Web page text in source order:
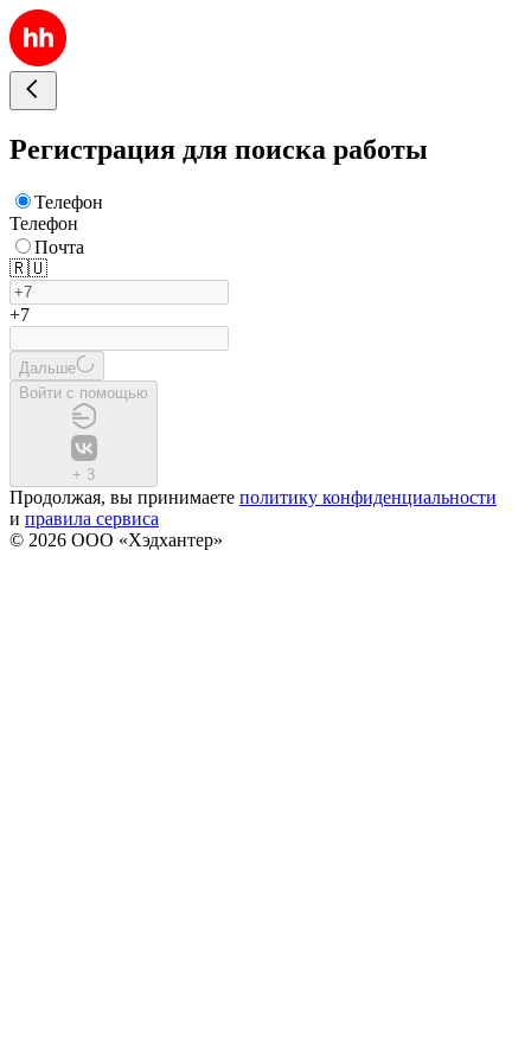
Регистрация для поиска работы
Телефон
Телефон
Почта
🇷🇺
+7
Дальше
Войти с помощью
+ 3
Продолжая, вы принимаете политику конфиденциальности
и правила сервиса
© 2026 ООО «Хэдхантер»